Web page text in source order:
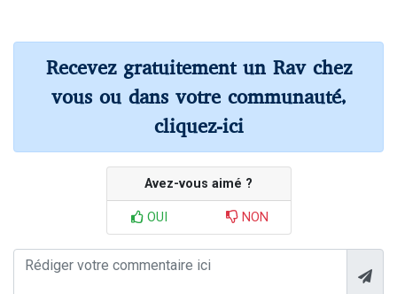
Recevez gratuitement un Rav chez
vous ou dans votre communauté,
cliquez-ici
Avez-vous aimé ?
OUI NON